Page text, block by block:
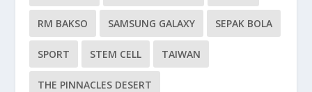
RM BAKSO SAMSUNG GALAXY SEPAK BOLA
SPORT STEM CELL TAIWAN
THE PINNACLES DESERT